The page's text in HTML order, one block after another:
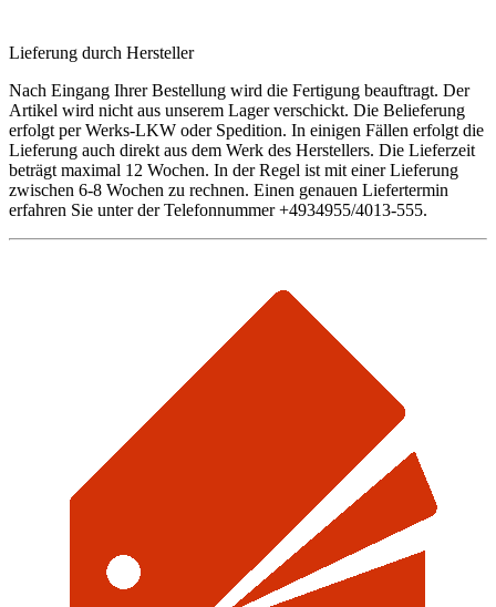
Lieferung durch Hersteller
Nach Eingang Ihrer Bestellung wird die Fertigung beauftragt. Der
Artikel wird nicht aus unserem Lager verschickt. Die Belieferung
erfolgt per Werks-LKW oder Spedition. In einigen Fällen erfolgt die
Lieferung auch direkt aus dem Werk des Herstellers. Die Lieferzeit
beträgt maximal 12 Wochen. In der Regel ist mit einer Lieferung
zwischen 6-8 Wochen zu rechnen. Einen genauen Liefertermin
erfahren Sie unter der Telefonnummer +4934955/4013-555.